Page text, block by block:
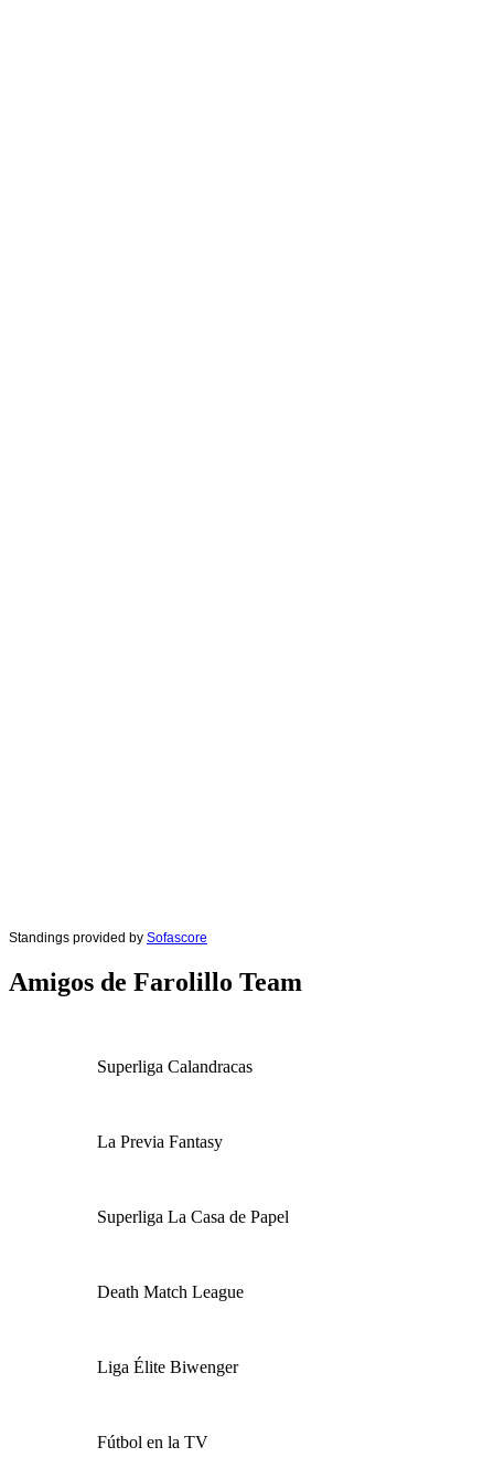
Standings provided by Sofascore
Amigos de Farolillo Team
Superliga Calandracas
La Previa Fantasy
Superliga La Casa de Papel
Death Match League
Liga Élite Biwenger
Fútbol en la TV